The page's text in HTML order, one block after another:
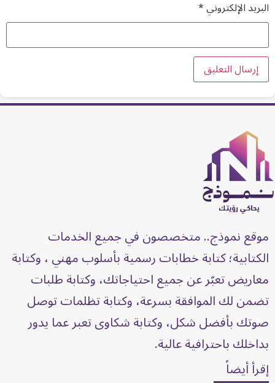
البريد الإلكتروني*
موقع نموذج.. متخصصون في جميع الخدمات
الكتابية؛ كتابة خطابات رسمية بأسلوب مهني ، وكتابة
معاريض تعبّر عن جميع احتياجاتك، وكتابة طلبات
تضمن لك الموافقة بسرعة، وكتابة تظلمات توصل
صوتك بأفضل شكل، وكتابة شكاوى تعبر عما يدور
بداخلك باحترافية عالية.
إقرأ أيضاً